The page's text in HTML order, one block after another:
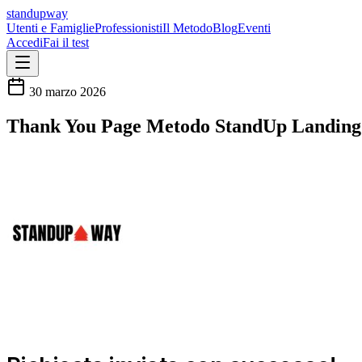
standupway
Utenti e FamiglieProfessionistiIl MetodoBlogEventi
AccediFai il test
30 marzo 2026
Thank You Page Metodo StandUp